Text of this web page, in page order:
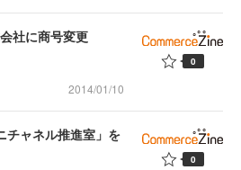
社に商号変更
2014/01/10
0
チャネル推進室」を
0